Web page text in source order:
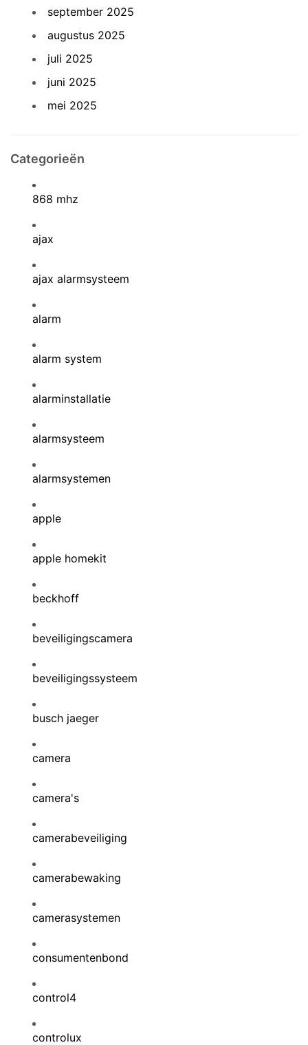
september 2025
augustus 2025
juli 2025
juni 2025
mei 2025
Categorieën
868 mhz
ajax
ajax alarmsysteem
alarm
alarm system
alarminstallatie
alarmsysteem
alarmsystemen
apple
apple homekit
beckhoff
beveiligingscamera
beveiligingssysteem
busch jaeger
camera
camera's
camerabeveiliging
camerabewaking
camerasystemen
consumentenbond
control4
controlux